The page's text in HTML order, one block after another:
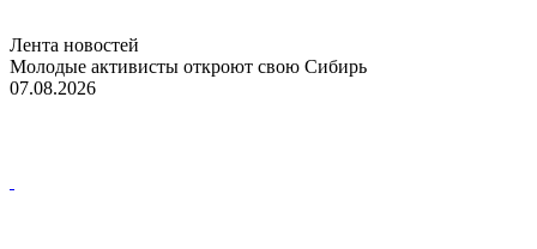
Лента новостей
Молодые активисты откроют свою Сибирь
07.08.2026